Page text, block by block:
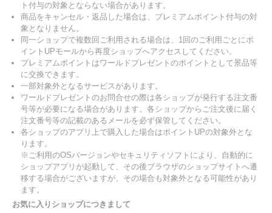
ト付与の対象とならない場合があります。
商品をキャンセル・返品した場合は、プレミアムポイント付与の対
象となりません。
同一ショップで複数回ご利用される場合は、1回のご利用ごとにポ
イントUPモールから再度ショップへアクセスしてください。
プレミアムポイントはワールドプレゼントのポイントとして景品等
に交換できます。
一部対象外となるサービスがあります。
ワールドプレゼントのお問合せの際は各ショップが発行する注文番
号等が必要になる場合があります。各ショップからご注文後に届く
注文番号等の記載のあるメールを必ず保管してください。
各ショップのアプリ上で購入した場合はポイントUPの対象外とな
ります。
※ご利用のOSバージョンやセキュリティソフトにより、自動的に
ショップアプリが起動して、その後ブラウザのショップサイトへ遷
移する場合がございますが、その場合も対象外となる可能性があり
ます。
お気に入りショップにつきまして